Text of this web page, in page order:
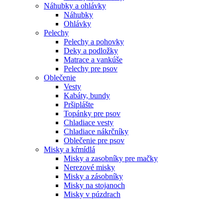
Náhubky a ohlávky
Náhubky
Ohlávky
Pelechy
Pelechy a pohovky
Deky a podložky
Matrace a vankúše
Pelechy pre psov
Oblečenie
Vesty
Kabáty, bundy
Pršiplášte
Topánky pre psov
Chladiace vesty
Chladiace nákrčníky
Oblečenie pre psov
Misky a kŕmídlá
Misky a zasobníky pre mačky
Nerezové misky
Misky a zásobníky
Misky na stojanoch
Misky v púzdrach